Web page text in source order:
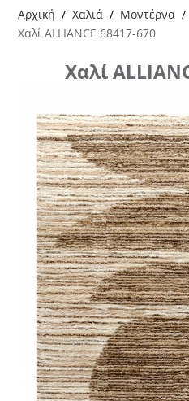
Αρχική / Χαλιά / Μοντέρνα /
Χαλί ALLIANCE 68417-670
Χαλί